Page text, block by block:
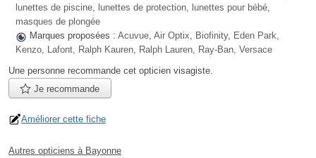
lunettes de piscine, lunettes de protection, lunettes pour bébé,
masques de plongée
Marques proposées : Acuvue, Air Optix, Biofinity, Eden Park,
Kenzo, Lafont, Ralph Kauren, Ralph Lauren, Ray-Ban, Versace
Une personne recommande cet opticien visagiste.
Je recommande
Améliorer cette fiche
Autres opticiens à Bayonne